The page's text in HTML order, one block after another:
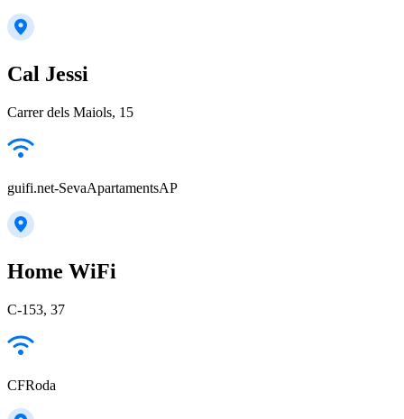
Cal Jessi
Carrer dels Maiols, 15
guifi.net-SevaApartamentsAP
Home WiFi
C-153, 37
CFRoda